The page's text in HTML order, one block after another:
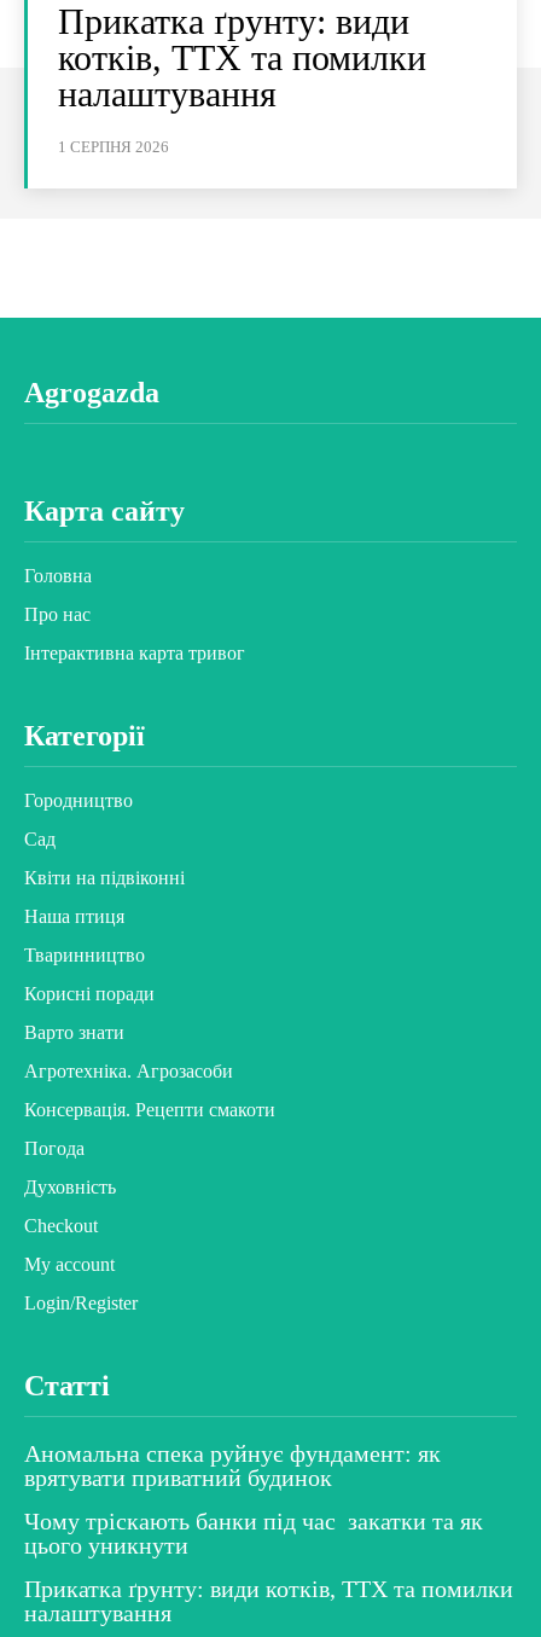
Прикатка ґрунту: види
котків, ТТХ та помилки
налаштування
1 СЕРПНЯ 2026
Agrogazda
Карта сайту
Головна
Про нас
Інтерактивна карта тривог
Категорії
Городництво
Сад
Квіти на підвіконні
Наша птиця
Тваринництво
Корисні поради
Варто знати
Агротехніка. Агрозасоби
Консервація. Рецепти смакоти
Погода
Духовність
Checkout
My account
Login/Register
Статті
Аномальна спека руйнує фундамент: як
врятувати приватний будинок
Чому тріскають банки під час закатки та як
цього уникнути
Прикатка ґрунту: види котків, ТТХ та помилки
налаштування